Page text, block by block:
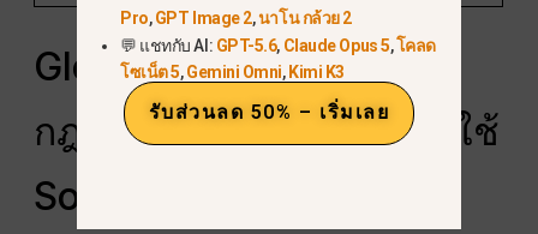
GlobalGPT: วิธีทาง
กฎหมายและคุ้มค่าในการใช้
Sora 2 Pro
Pro,GPT Image 2,นาโน กล้วย 2
💬 แชทกับ AI: GPT-5.6, Claude Opus 5,โคลด
โซเน็ต 5,Gemini Omni,Kimi K3
รับส่วนลด 50% – เริ่มเลย